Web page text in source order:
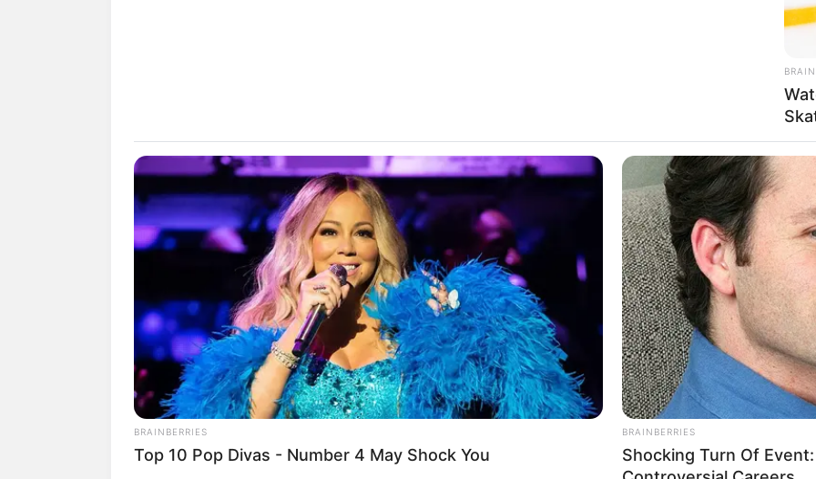
BRAINBERRIES
Top 10 Pop Divas - Number 4 May Shock You
BRAINBERRIES
Shocking Turn Of
11 Stars Who Look
Nobody Caught This Wardrobe
Mistake In Pretty Woman, Until Now
BUZZ DAY
What Engineers Found At Rushmore
Changes History